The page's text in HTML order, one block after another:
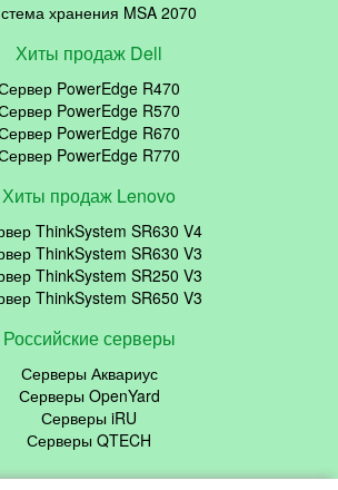
хранения MSA 2070
Хиты продаж Dell
PowerEdge R470
PowerEdge R570
PowerEdge R670
PowerEdge R770
Хиты продаж Lenovo
ThinkSystem SR630 V4
ThinkSystem SR630 V3
ThinkSystem SR250 V3
ThinkSystem SR650 V3
Российские серверы
Серверы Аквариус
Серверы OpenYard
Серверы iRU
Серверы QTECH